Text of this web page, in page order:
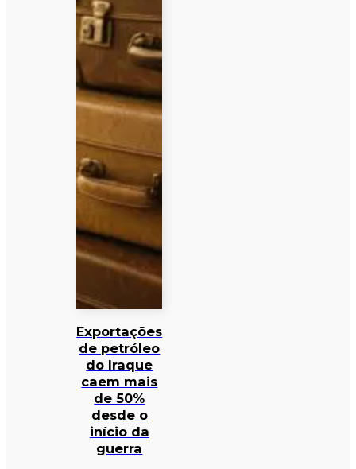
Exportações
de petróleo
do Iraque
caem mais
de 50%
desde o
início da
guerra